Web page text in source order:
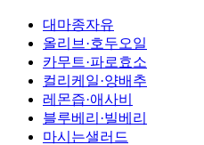
대마종자유
올리브·호두오일
카무트·파로효소
컬리케일·양배추
레몬즙·애사비
블루베리·빌베리
마시는샐러드